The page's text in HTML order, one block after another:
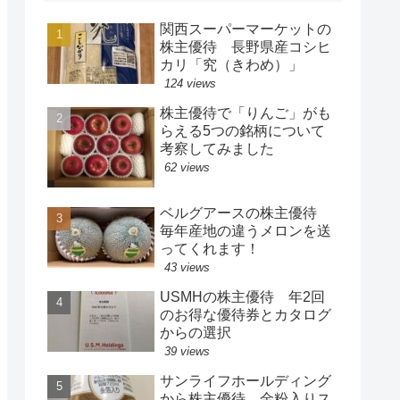
関西スーパーマーケットの
株主優待 長野県産コシヒ
カリ「究（きわめ）」
124 views
株主優待で「りんご」がも
らえる5つの銘柄について
考察してみました
62 views
ベルグアースの株主優待
毎年産地の違うメロンを送
ってくれます！
43 views
USMHの株主優待 年2回
のお得な優待券とカタログ
からの選択
39 views
サンライフホールディング